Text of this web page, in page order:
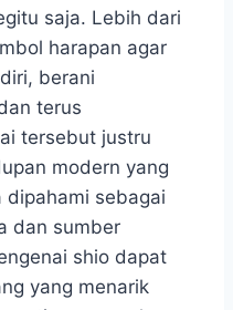
saja. Lebih dari
harapan agar
berani
terus
tersebut justru
modern yang
dipahami sebagai
dan sumber
shio dapat
yang menarik